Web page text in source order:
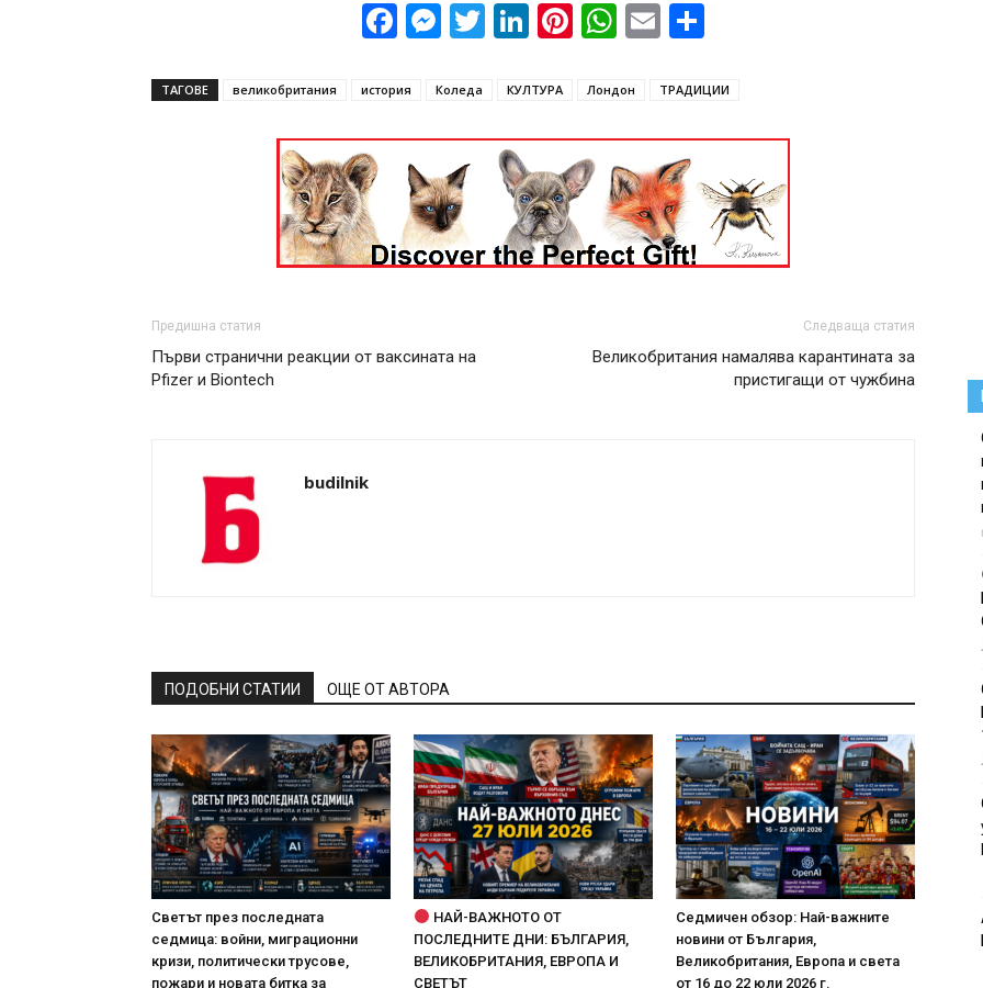
Facebook
Messenger
Twitter
LinkedIn
Pinterest
WhatsApp
Email
ТАГОВЕ великобритания история Коледа КУЛТУРА Лондон ТРАДИЦИИ
Предишна статия
Първи странични реакции от ваксината на
Pfizer и Biontech
Следваща статия
Великобритания намалява карантината за
пристигащи от чужбина
budilnik
ПОДОБНИ СТАТИИ ОЩЕ ОТ АВТОРА
Светът през последната
седмица: войни, миграционни
кризи, политически трусове,
пожари и новата битка за
НАЙ-ВАЖНОТО ОТ
ПОСЛЕДНИТЕ ДНИ: БЪЛГАРИЯ,
ВЕЛИКОБРИТАНИЯ, ЕВРОПА И
СВЕТЪТ
Седмичен обзор: Най-важните
новини от България,
Великобритания, Европа и света
от 16 до 22 юли 2026 г.